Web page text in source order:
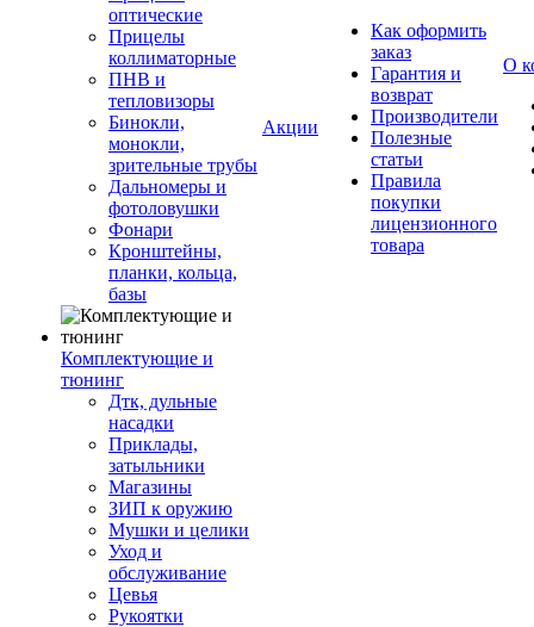
оптические
Прицелы
коллиматорные
ПНВ и
тепловизоры
Бинокли,
монокли,
зрительные трубы
Дальномеры и
фотоловушки
Фонари
Кронштейны,
планки, кольца,
базы
Комплектующие и
тюнинг
Дтк, дульные
насадки
Приклады,
затыльники
Магазины
ЗИП к оружию
Мушки и целики
Уход и
обслуживание
Цевья
Рукоятки
Акции
Как оформить
заказ
Гарантия и
возврат
Производители
Полезные
статьи
Правила
покупки
лицензионного
товара
О